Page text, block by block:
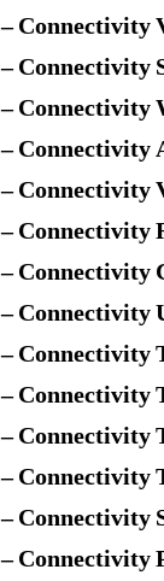
– Connectivity
– Connectivity
– Connectivity
– Connectivity
– Connectivity
– Connectivity
– Connectivity
– Connectivity
– Connectivity
– Connectivity
– Connectivity
– Connectivity
– Connectivity
– Connectivity